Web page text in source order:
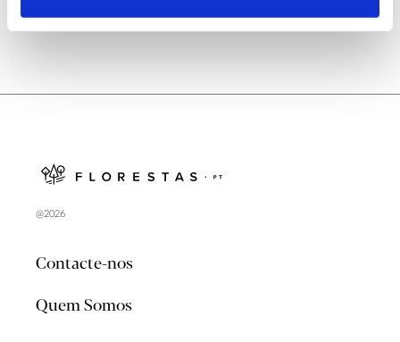
@2026
Contacte-nos
Quem Somos